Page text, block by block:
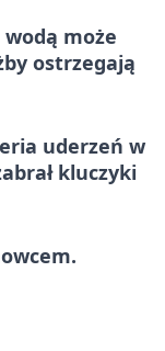
może
ostrzegają
uderzeń w
kluczyki